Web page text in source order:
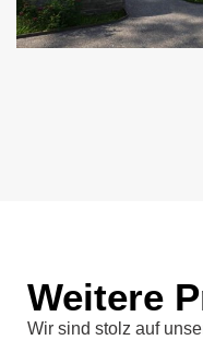
Weitere
Wir sind stolz auf